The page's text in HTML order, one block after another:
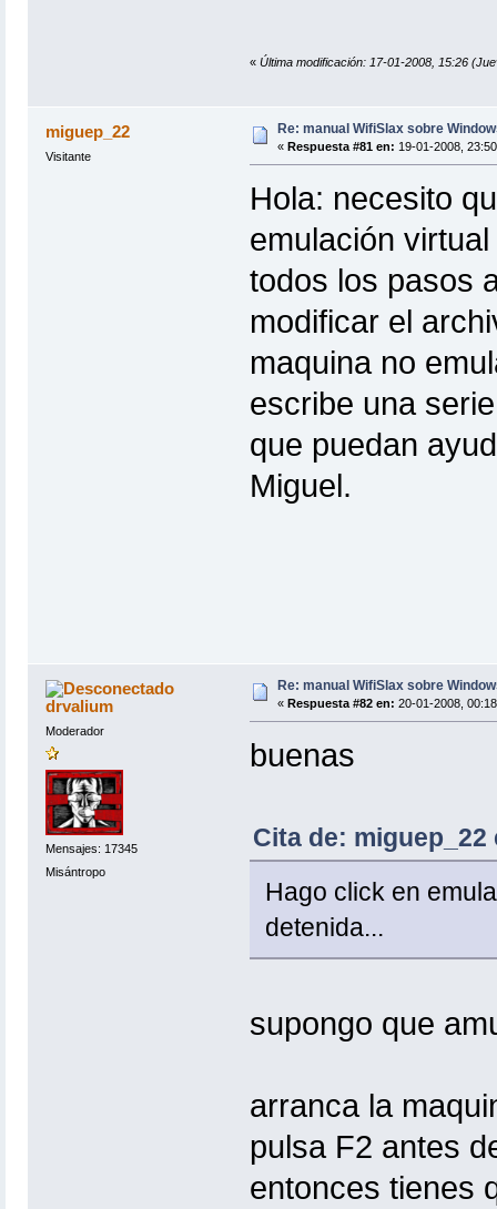
« Última modificación: 17-01-2008, 15:26
miguep_22
Visitante
Re: manual WifiSlax sobre
« Respuesta #81 en: 19-01-2008,
Hola: necesito
emulación
todos los pasos
modificar el
maquina no
escribe una
que puedan
Miguel.
drvalium
Moderador
Mensajes: 17345
Misántropo
Re: manual WifiSlax sobre
« Respuesta #82 en: 20-01-2008,
buenas
Cita de: miguep_22
Hago click en
detenida...
supongo que
arranca la
pulsa F2 antes
entonces tienes